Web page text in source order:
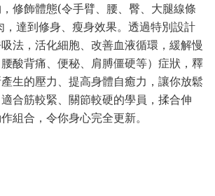
修飾體態(令手臂、腰、臀、大腿線條
，達到修身、瘦身效果。透過特別設計
法，活化細胞、改善血液循環，緩解慢
酸背痛、便秘、肩膊僵硬等）症狀，釋
生的壓力、提高身體自癒力，讓你放鬆
合筋較緊、關節較硬的學員，揉合伸
組合，令你身心完全更新。